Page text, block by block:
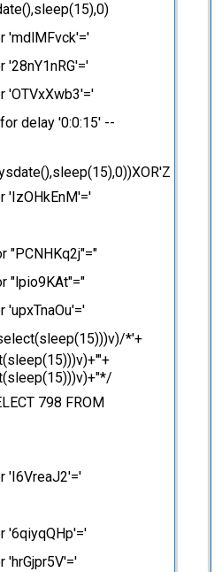
'mdlMFvck'='
'28nY1nRG'='
'OTVxXwb3'='
delay '0:0:15' --
'IzOHkEnM'='
"PCNHKq2j"="
"lpio9KAt"="
'upxTnaOu'='
*'+
798 FROM
'I6VreaJ2'='
'6qiyqQHp'='
'hrGjpr5V'='